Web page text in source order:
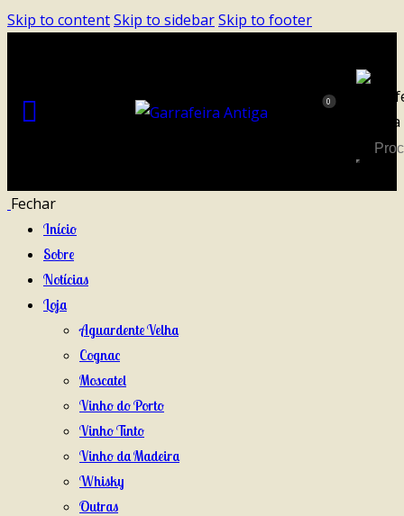
Skip to contentSkip to sidebarSkip to footer
0
Fechar
Início
Sobre
Notícias
Loja
Aguardente Velha
Cognac
Moscatel
Vinho do Porto
Vinho Tinto
Vinho da Madeira
Whisky
Outras